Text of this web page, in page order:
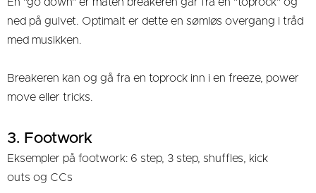
ned på gulvet. Optimalt er dette en sømløs overgang i tråd
med musikken.
Breakeren kan og gå fra en toprock inn i en freeze, power
move eller tricks.
3. Footwork
Eksempler på footwork: 6 step, 3 step, shuffles, kick
outs og CCs